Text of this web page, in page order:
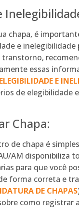
chapa, é
e inelegibilidade
transtorno,
essas
E
de elegibilidade e
Chapa:
de chapa é
AM disponibiliza
para que você
forma correta e
DE CHAPAS
como registrar